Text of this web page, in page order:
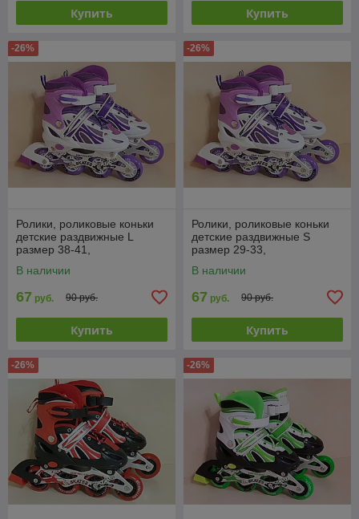
Купить Купить
-26%
Ролики, роликовые коньки
детские раздвижные L
размер 38-41,
фиолетовые
В наличии
67 руб. 90 руб.
Купить
-26%
Ролики, роликовые коньки
детские раздвижные S
размер 29-33,
фиолетовые
В наличии
67 руб. 90 руб.
Купить
-26% -26%